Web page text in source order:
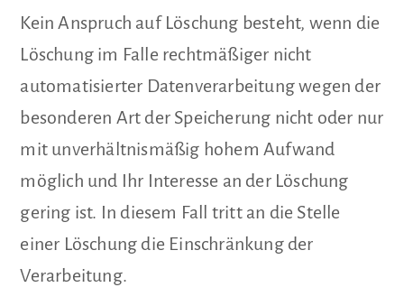
Kein Anspruch auf Löschung besteht, wenn die
Löschung im Falle rechtmäßiger nicht
automatisierter Datenverarbeitung wegen der
besonderen Art der Speicherung nicht oder nur
mit unverhältnismäßig hohem Aufwand
möglich und Ihr Interesse an der Löschung
gering ist. In diesem Fall tritt an die Stelle
einer Löschung die Einschränkung der
Verarbeitung.